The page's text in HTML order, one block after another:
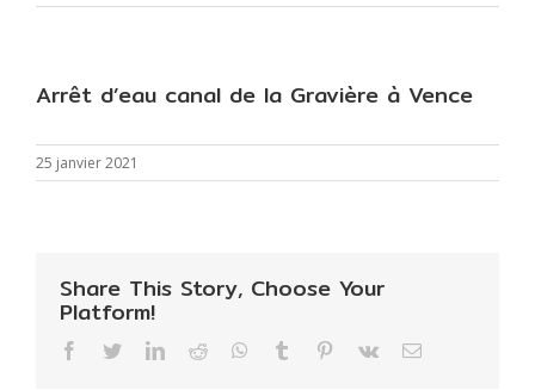
Arrêt d’eau canal de la Gravière à Vence
25 janvier 2021
Share This Story, Choose Your
Platform!
Facebook
TwitterLinkedIn
Reddit WhatsApp
Tumblr Pinterest
Vk Email